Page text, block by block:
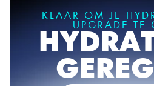
KLAAR OM JE
UPGRADE TE